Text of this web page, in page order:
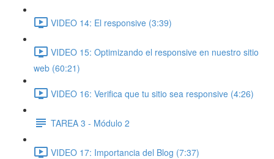
VIDEO 14: El responsive (3:39)
VIDEO 15: Optimizando el responsive en nuestro sitio
web (60:21)
VIDEO 16: Verifica que tu sitio sea responsive (4:26)
TAREA 3 - Módulo 2
VIDEO 17: Importancia del Blog (7:37)